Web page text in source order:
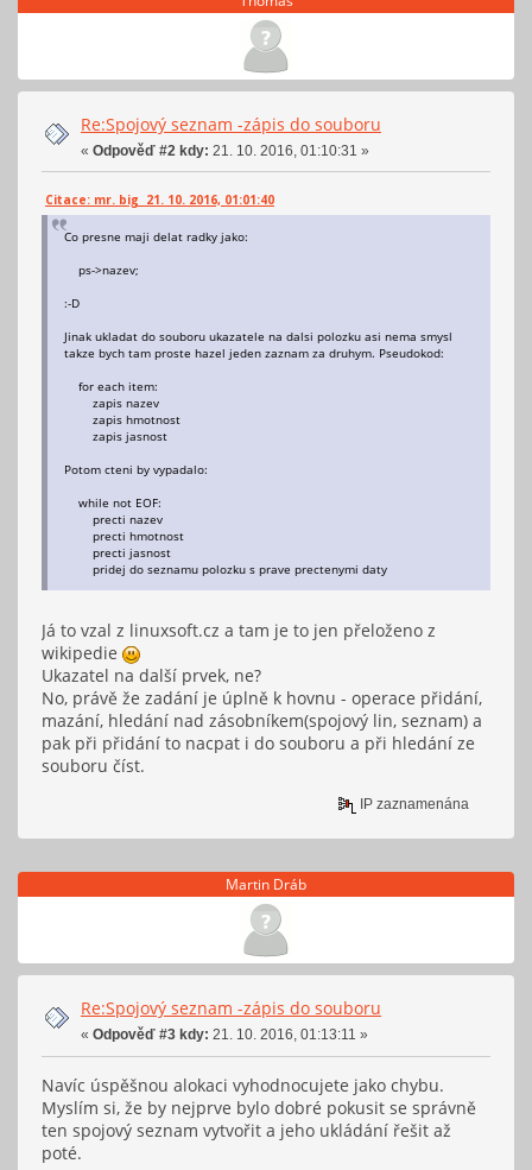
KATALOG *ps;
ps = (KATALOG *) malloc(sizeof(KATALOG));
printf("Chyba alokace paměti!\n");
return;
}
ps->jasnost;
Re:Spojový seznam -zápis do souboru
« Odpověď #2 kdy: 21. 10. 2016, 01:10:31 »
Citace: mr. big 21. 10. 2016, 01:01:40
Co presne maji delat radky jako:
ps->nazev;
:-D
Jinak ukladat do souboru ukazatele na dalsi polozku asi nema smysl
takze bych tam proste hazel jeden zaznam za druhym. Pseudokod:
for each item:
zapis nazev
zapis hmotnost
zapis jasnost
Potom cteni by vypadalo:
while not EOF:
precti nazev
precti hmotnost
precti jasnost
pridej do seznamu polozku s prave prectenymi daty
Já to vzal z linuxsoft.cz a tam je to jen přeloženo z
wikipedie
Ukazatel na další prvek, ne?
No, právě že zadání je úplně k hovnu - operace přidání,
mazání, hledání nad zásobníkem(spojový lin, seznam) a
pak při přidání to nacpat i do souboru a při hledání ze
souboru číst.
IP zaznamenána
Martin Dráb
Re:Spojový seznam -zápis do souboru
« Odpověď #3 kdy: 21. 10. 2016, 01:13:11 »
Navíc úspěšnou alokaci vyhodnocujete jako chybu.
Myslím si, že by nejprve bylo dobré pokusit se správně
ten spojový seznam vytvořit a jeho ukládání řešit až
poté.